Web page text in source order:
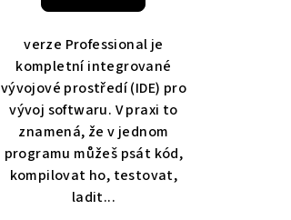
verze Professional je
kompletní integrované
vývojové prostředí (IDE) pro
vývoj softwaru. V praxi to
znamená, že v jednom
programu můžeš psát kód,
kompilovat ho, testovat,
ladit...